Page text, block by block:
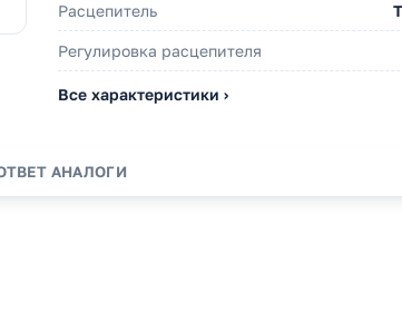
Расцепитель
Регулировка расцепителя
Все характеристики ›
АНАЛОГИ